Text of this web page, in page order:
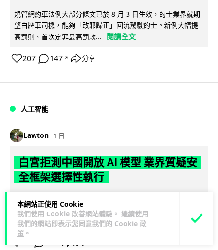
本網站正使用 Cookie
我們使用 Cookie 改善網站體驗。 繼續使用
我們的網站即表示您同意我們的 Cookie 政
策 。
規管網約車法例大部分條文已於 8 月 3 日生效，的士業界就期
望白牌車司機，能夠「改邪歸正」回流駕駛的士。新例大幅提
高罰則，首次定罪最高罰款...
閱讀全文
207 147 ↗ 分享
人工智能
Lawton 1 日
白宮拒測中國開放 AI 模型 業界質疑安
全框架選擇性執行
模型將不納入特朗普政府新 AI 安全框架的測試範圍。美國業界
則聯署呼籲政府不要限... 閱讀全文